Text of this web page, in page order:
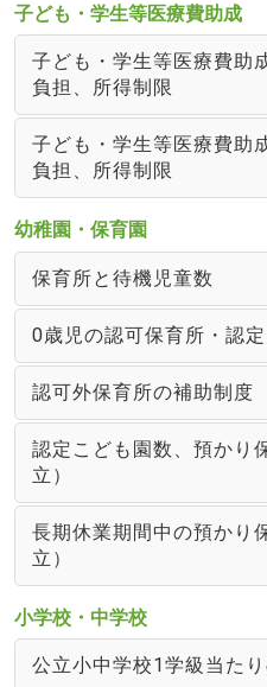
子ども・学生等医療費助成
子ども・学生等医療費助
負担、所得制限
子ども・学生等医療費助
負担、所得制限
幼稚園・保育園
保育所と待機児童数
0歳児の認可保育所・認
認可外保育所の補助制度
認定こども園数、預かり
立）
長期休業期間中の預かり
立）
小学校・中学校
公立小中学校1学級当た